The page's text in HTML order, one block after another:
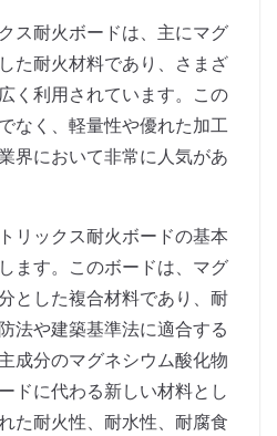
ス耐火ボードは、主にマグ
た耐火材料であり、さまざ
く利用されています。この
なく、軽量性や優れた加工
界において非常に人気があ
リックス耐火ボードの基本
ます。このボードは、マグ
とした複合材料であり、耐
法や建築基準法に適合する
成分のマグネシウム酸化物
ドに代わる新しい材料とし
た耐火性、耐水性、耐腐食